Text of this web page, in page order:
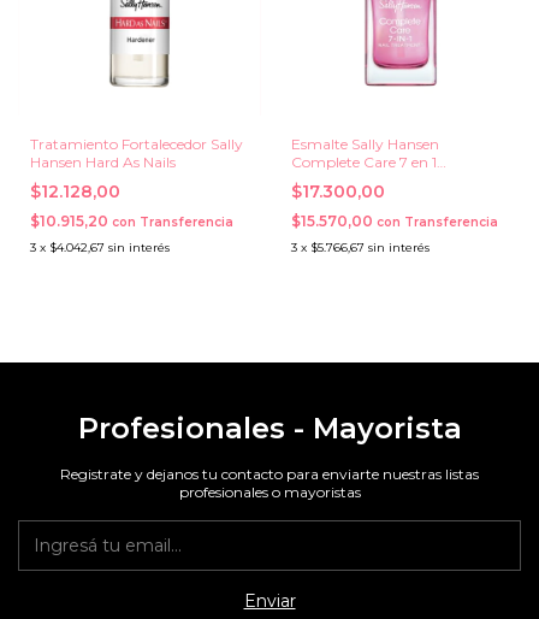
Tratamiento Fortalecedor Sally
Hansen Hard As Nails
$12.128,00
$10.915,20 con Transferencia
3 x $4.042,67 sin interés
Esmalte Sally Hansen
Complete Care 7 en 1
Tratamiento
$17.300,00
$15.570,00 con Transferencia
3 x $5.766,67 sin interés
Profesionales - Mayorista
Registrate y dejanos tu contacto para enviarte nuestras listas
profesionales o mayoristas